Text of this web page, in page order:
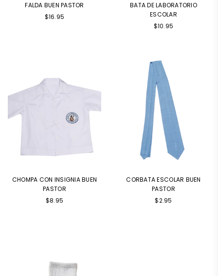
FALDA BUEN PASTOR
$16.95
BATA DE LABORATORIO
ESCOLAR
$10.95
CHOMPA CON INSIGNIA BUEN
PASTOR
$8.95
CORBATA ESCOLAR BUEN
PASTOR
Precio
$2.95